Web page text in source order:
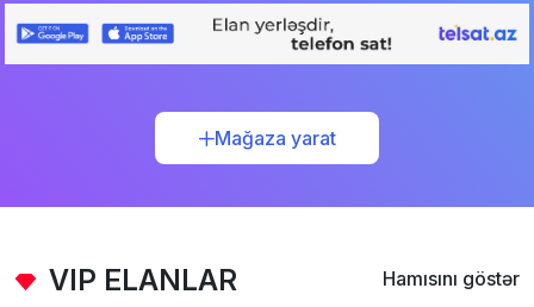
Mağaza yarat
VIP ELANLAR Hamısını göstər